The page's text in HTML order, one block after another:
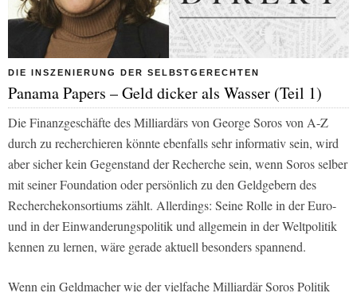
DIE INSZENIERUNG DER SELBSTGERECHTEN
Panama Papers – Geld dicker als Wasser (Teil 1)
Die Finanzgeschäfte des Milliardärs von George Soros von A-Z
durch zu recherchieren könnte ebenfalls sehr informativ sein, wird
aber sicher kein Gegenstand der Recherche sein, wenn Soros selber
mit seiner Foundation oder persönlich zu den Geldgebern des
Recherchekonsortiums zählt. Allerdings: Seine Rolle in der Euro-
und in der Einwanderungspolitik und allgemein in der Weltpolitik
kennen zu lernen, wäre gerade aktuell besonders spannend.
Wenn ein Geldmacher wie der vielfache Milliardär Soros Politik